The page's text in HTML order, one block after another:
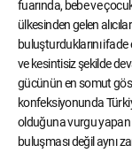
fuarında, bebe ve
ülkesinden gelen
buluşturduklarını
ve kesintisiz şekilde
gücünün en somut
konfeksiyonunda
olduğuna vurgu yapan
buluşması değil aynı